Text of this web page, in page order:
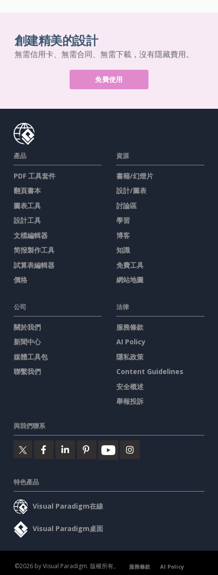
創建精美的設計
無需信用卡、無需合同、無需下載，沒有隱藏費用。
免費使用
產品
PDF 工具套件
翻頁書本
圖表工具
設計工具
文檔編輯器
简报製作工具
試算表編輯器
價格
資源
書籍/幻燈片
設計/圖表
討論區
學習
博客
知識
免費工具
網站地圖
公司
關於我們
新聞中心
媒體工具包
聯繫我們
法律
服務條款
AI Policy
隱私政策
Content Guidelines
安全概述
舉報投訴
與我們聯系
特色產品
Visual Paradigm在線
Visual Paradigm桌面
©2026 by Visual Paradigm. 版權所有。 服務條款
AI Policy